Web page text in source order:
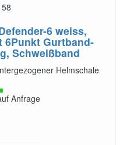
6 weiss,
6Punkt Gurtband-
Schweißband
Helmschale
Anfrage